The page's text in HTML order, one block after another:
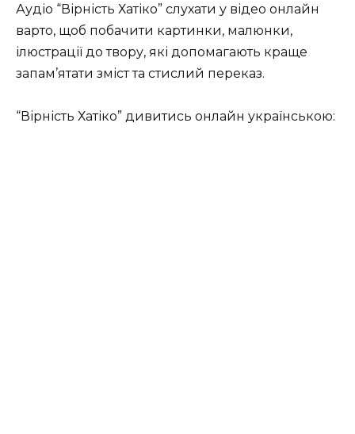
Аудіо “Вірність Хатіко” слухати у відео онлайн
варто, щоб побачити картинки, малюнки,
ілюстрації до твору, які допомагають краще
запам’ятати зміст та стислий переказ.
“Вірність Хатіко” дивитись онлайн українською: